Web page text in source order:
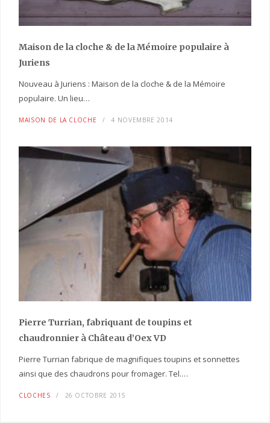
Maison de la cloche & de la Mémoire populaire à
Juriens
Nouveau à Juriens : Maison de la cloche & de la Mémoire
populaire. Un lieu…
MAISON DE LA CLOCHE 4 NOVEMBRE 2014
Pierre Turrian, fabriquant de toupins et
chaudronnier à Château d’Oex VD
Pierre Turrian fabrique de magnifiques toupins et sonnettes
ainsi que des chaudrons pour fromager. Tel.…
CLOCHES 26 OCTOBRE 2015